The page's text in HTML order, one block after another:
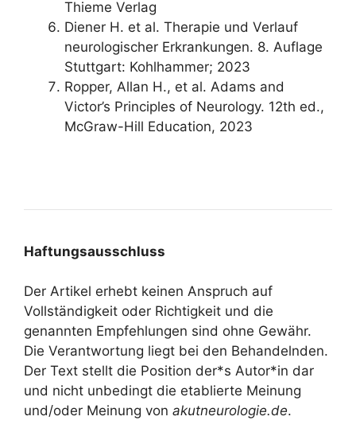
Thieme Verlag
Diener H. et al. Therapie und Verlauf
neurologischer Erkrankungen. 8. Auflage
Stuttgart: Kohlhammer; 2023
Ropper, Allan H., et al. Adams and
Victor’s Principles of Neurology. 12th ed.,
McGraw-Hill Education, 2023
Haftungsausschluss
Der Artikel erhebt keinen Anspruch auf
Vollständigkeit oder Richtigkeit und die
genannten Empfehlungen sind ohne Gewähr.
Die Verantwortung liegt bei den Behandelnden.
Der Text stellt die Position der*s Autor*in dar
und nicht unbedingt die etablierte Meinung
und/oder Meinung von akutneurologie.de.